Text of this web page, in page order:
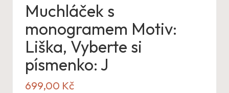
Muchláček s
monogramem Motiv:
Liška, Vyberte si
písmenko: J
699,00 Kč